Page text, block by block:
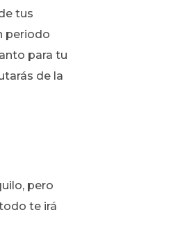
tus
periodo
para tu
de la
pero
te irá